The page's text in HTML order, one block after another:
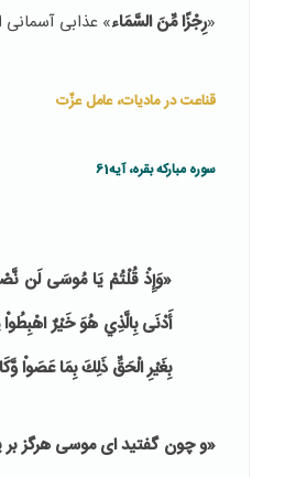
«رِجْزًا مِّنَ السَّمَاء» عذابی
قناعت در مادیات، عامل عزّت
سوره مبارکه بقره، آیه61
«وَإِذْ قُلْتُمْ يَا مُوسَى لَن
أَدْنَى بِالَّذِي هُوَ خَيْرٌ
بِغَيْرِ الْحَقِّ ذَلِكَ بِمَا عَصَواْ
«و چون گفتيد اى موسى هرگز بر